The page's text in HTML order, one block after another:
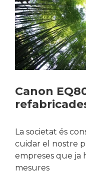
Canon
La societat és
cuidar el nostre
empreses que ja
mesures